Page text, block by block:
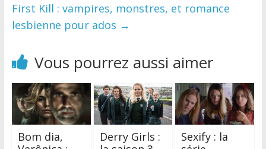
First Kill : vampires, monstres, et romance
lesbienne pour ados →
Vous pourrez aussi aimer
Bom dia,
Derry Girls :
Sexify : la